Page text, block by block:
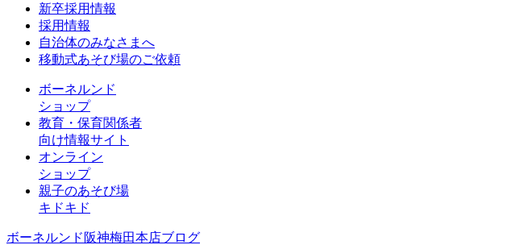
新卒採用情報
採用情報
自治体のみなさまへ
移動式あそび場のご依頼
ボーネルンド
ショップ
教育・保育関係者
向け情報サイト
オンライン
ショップ
親子のあそび場
キドキド
ボーネルンド阪神梅田本店ブログ